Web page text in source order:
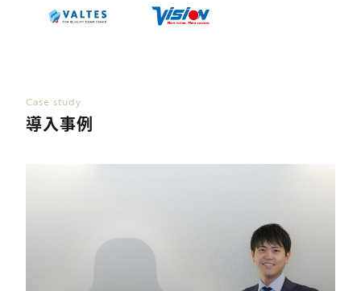
Case study
導入事例